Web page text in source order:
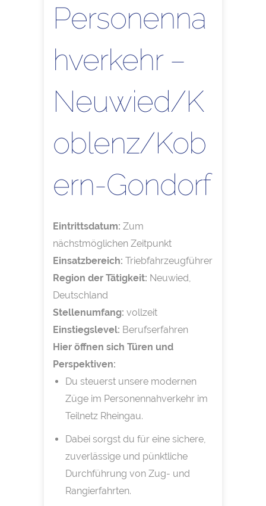
Personenna
hverkehr –
Neuwied/K
oblenz/Kob
ern-Gondorf
Eintrittsdatum: Zum
nächstmöglichen Zeitpunkt
Einsatzbereich: Triebfahrzeugführer
Region der Tätigkeit: Neuwied,
Deutschland
Stellenumfang: vollzeit
Einstiegslevel: Berufserfahren
Hier öffnen sich Türen und
Perspektiven:
Du steuerst unsere modernen
Züge im Personennahverkehr im
Teilnetz Rheingau.
Dabei sorgst du für eine sichere,
zuverlässige und pünktliche
Durchführung von Zug- und
Rangierfahrten.